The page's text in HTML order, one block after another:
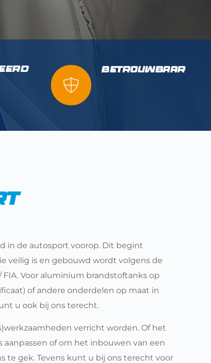
betrouwbaar
in de autosport voorop. Dit begint
veilig is en gebouwd wordt volgens de
FIA. Voor aluminium brandstoftanks op
of andere onderdelen op maat in
u ook bij ons terecht.
verricht worden. Of het
of om het inbouwen van een
te gek. Tevens kunt u bij ons terecht voor